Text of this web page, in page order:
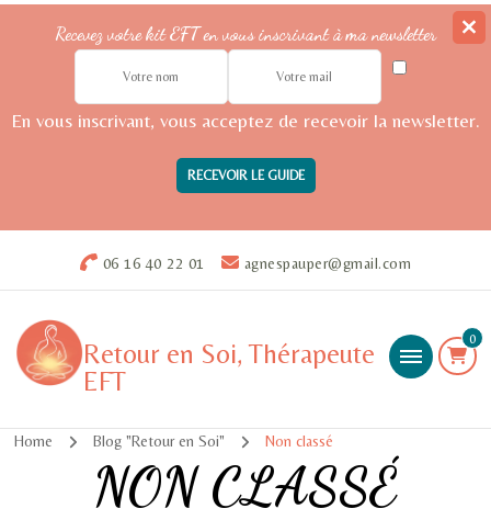
Recevez votre kit EFT en vous inscrivant à ma newsletter
En vous inscrivant, vous acceptez de recevoir la newsletter.
06 16 40 22 01 agnespauper@gmail.com
Retour en Soi, Thérapeute
EFT
0
Home Blog "Retour en Soi" Non classé
NON CLASSÉ